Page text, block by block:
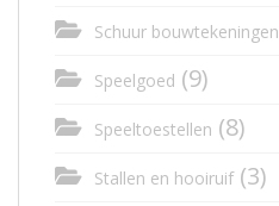
Schuur bouwtekeningen
Speelgoed (9)
Speeltoestellen (8)
Stallen en hooiruif(3)